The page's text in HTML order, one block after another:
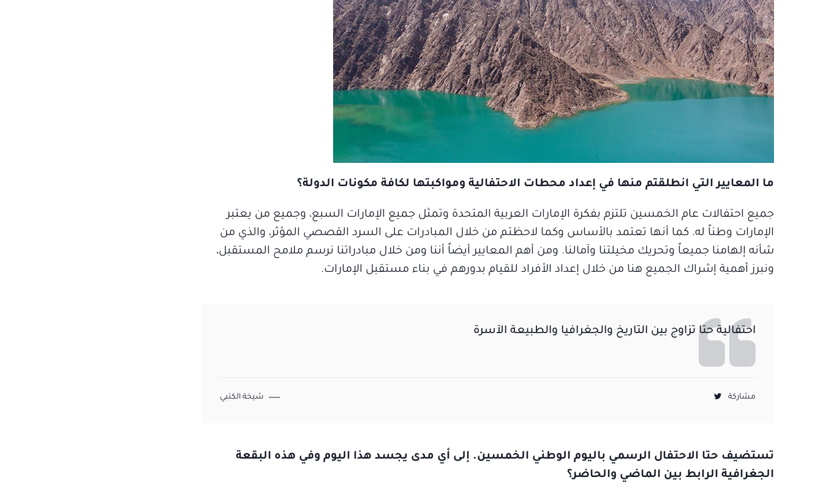
ما المعايير التي انطلقتم منها في إعداد محطات الاحتفالية ومواكبتها لكافة مكونات الدولة؟
جميع احتفالات عام الخمسين تلتزم بفكرة الإمارات العربية المتحدة وتمثل جميع الإمارات السبع، وجميع من يعتبر
الإمارات وطناً له. كما أنها تعتمد بالأساس وكما لاحظتم من خلال المبادرات على السرد القصصي المؤثر، والذي من
شأنه إلهامنا جميعاً وتحريك مخيلتنا وآمالنا. ومن أهم المعايير أيضاً أننا ومن خلال مبادراتنا نرسم ملامح المستقبل،
ونبرز أهمية إشراك الجميع هنا من خلال إعداد الأفراد للقيام بدورهم في بناء مستقبل الإمارات.
احتفالية حتا تزاوج بين التاريخ والجغرافيا والطبيعة الآسرة
مشاركة شيخة الكتبي
تستضيف حتا الاحتفال الرسمي باليوم الوطني الخمسين. إلى أي مدى يجسد هذا اليوم وفي هذه البقعة
الجغرافية الرابط بين الماضي والحاضر؟